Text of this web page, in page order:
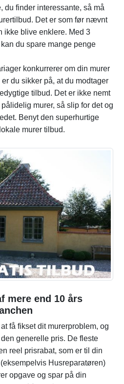
du finder interessante, så må
Det er som før nævnt
ikke blive enklere. Med 3
du spare mange penge
konkurrerer om din murer
du sikker på, at du modtager
tilbud. Det er ikke nemt
murer, så slip for det og
Benyt den superhurtige
murer tilbud.
mere end 10 års
få fikset dit murerproblem, og
generelle pris. De fleste
reel prisrabat, som er til din
Husreparatøren)
opgave og spar på din